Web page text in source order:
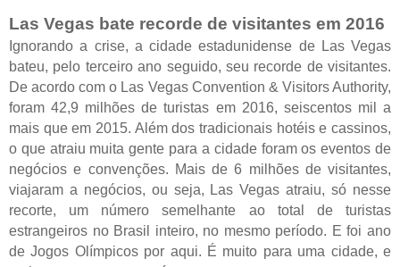
Las Vegas bate recorde de visitantes em 2016
Ignorando a crise, a cidade estadunidense de Las Vegas
bateu, pelo terceiro ano seguido, seu recorde de visitantes.
De acordo com o Las Vegas Convention & Visitors Authority,
foram 42,9 milhões de turistas em 2016, seiscentos mil a
mais que em 2015. Além dos tradicionais hotéis e cassinos,
o que atraiu muita gente para a cidade foram os eventos de
negócios e convenções. Mais de 6 milhões de visitantes,
viajaram a negócios, ou seja, Las Vegas atraiu, só nesse
recorte, um número semelhante ao total de turistas
estrangeiros no Brasil inteiro, no mesmo período. E foi ano
de Jogos Olímpicos por aqui. É muito para uma cidade, e